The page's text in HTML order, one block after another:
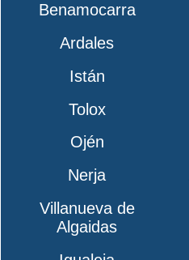
Benamocarra
Ardales
Istán
Tolox
Ojén
Nerja
Villanueva de
Algaidas